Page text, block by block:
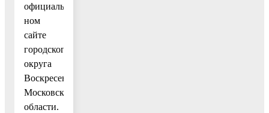
официаль-
ном
сайте
городского
округа
Воскресенск
Московской
области.